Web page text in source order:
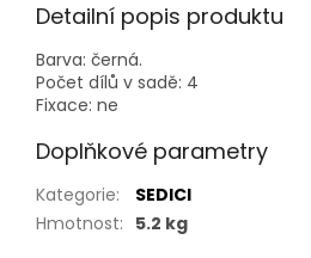
Detailní popis produktu
Barva: černá.
Počet dílů v sadě: 4
Fixace: ne
Doplňkové parametry
Kategorie:
SEDICI
Hmotnost: 5.2 kg